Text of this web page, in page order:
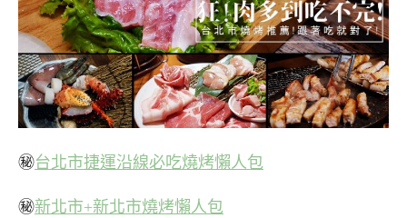
㊙台北市捷運沿線必吃燒烤懶人包
㊙新北市+新北市燒烤懶人包